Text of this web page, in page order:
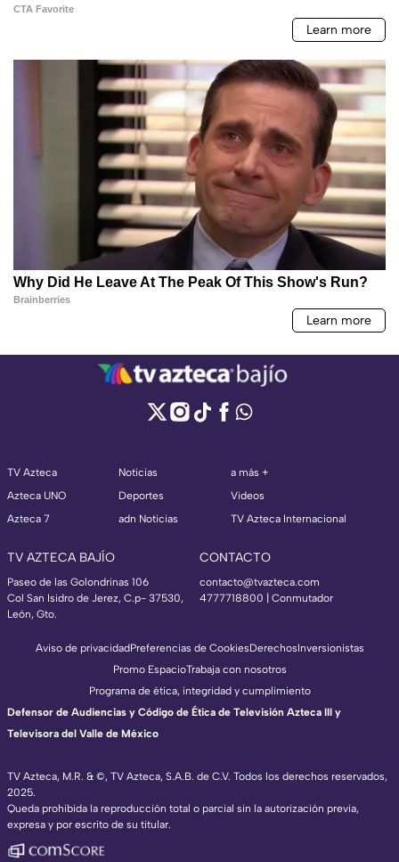
TV Azteca
Azteca UNO
Azteca 7
Noticias
Deportes
adn Noticias
a más +
Videos
TV Azteca Internacional
TV AZTECA BAJÍO
Paseo de las Golondrinas 106
Col San Isidro de Jerez, C.p- 37530,
León, Gto.
CONTACTO
contacto@tvazteca.com
4777718800 | Conmutador
TV Azteca, M.R. & ©, TV Azteca, S.A.B. de C.V. Todos los derechos reservados,
2025.
Queda prohibida la reproducción total o parcial sin la autorización previa,
expresa y por escrito de su titular.
Aviso de privacidadPreferencias de CookiesDerechosInversionistas
Promo EspacioTrabaja con nosotros
Programa de ética, integridad y cumplimiento
Defensor de Audiencias y Código de Ética de Televisión Azteca III y
Televisora del Valle de México